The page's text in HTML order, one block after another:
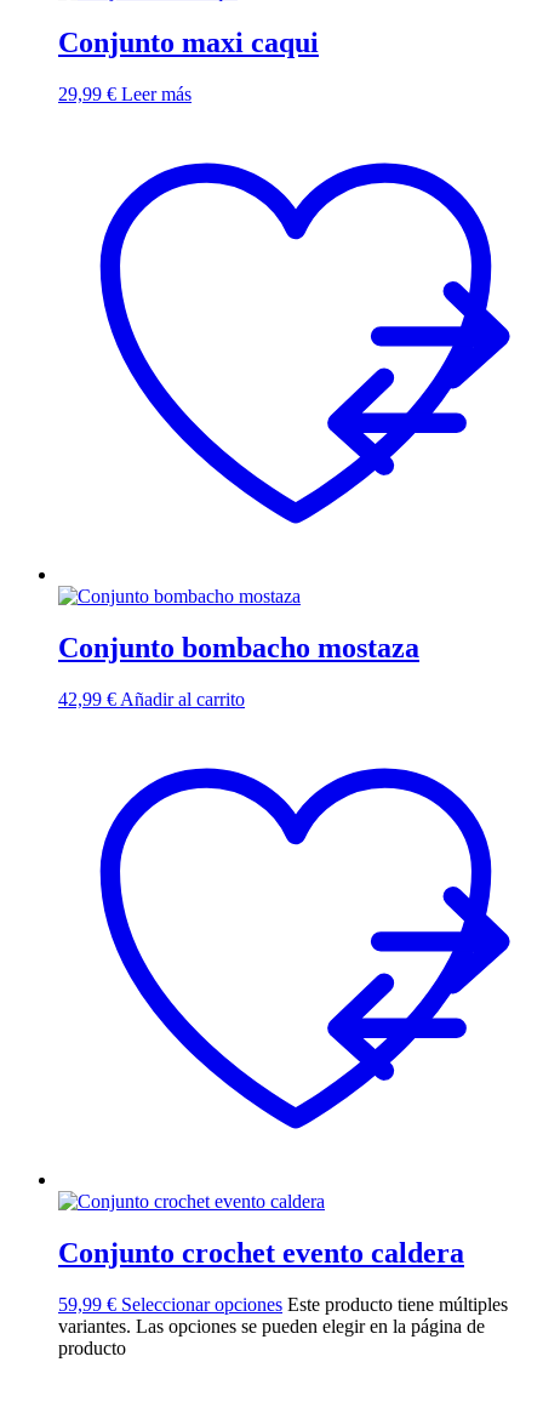
Conjunto maxi caqui
29,99 € Leer más
Conjunto bombacho mostaza
42,99 € Añadir al carrito
Conjunto crochet evento caldera
59,99 € Seleccionar opciones Este producto tiene múltiples
variantes. Las opciones se pueden elegir en la página de
producto